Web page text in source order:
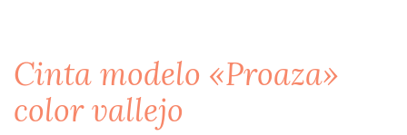
Cinta modelo «Proaza»
color vallejo